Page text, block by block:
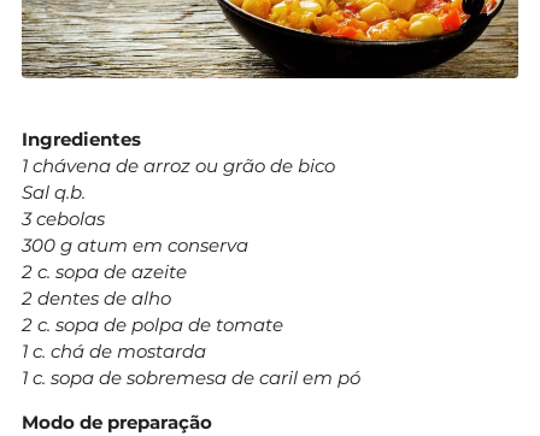
Ingredientes
1 chávena de arroz ou grão de bico
Sal q.b.
3 cebolas
300 g atum em conserva
2 c. sopa de azeite
2 dentes de alho
2 c. sopa de polpa de tomate
1 c. chá de mostarda
1 c. sopa de sobremesa de caril em pó
Modo de preparação